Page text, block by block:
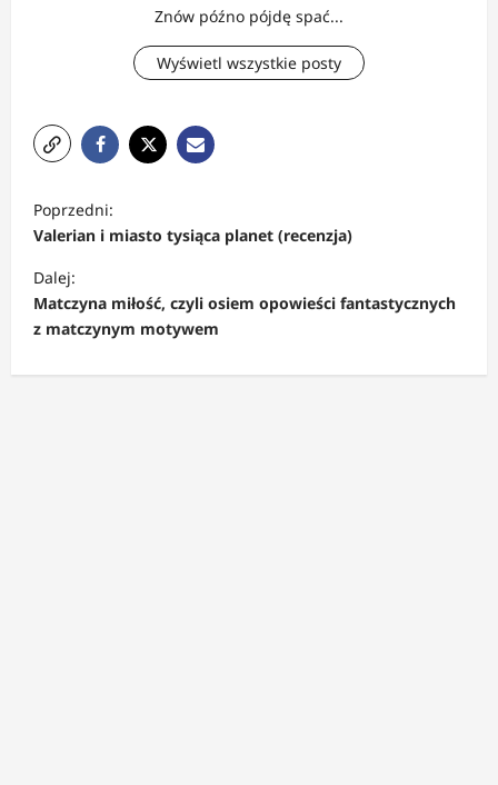
Znów późno pójdę spać...
Wyświetl wszystkie posty
o
b
a
c
z
Poprzedni:
Valerian i miasto tysiąca planet (recenzja)
Dalej:
Matczyna miłość, czyli osiem opowieści fantastycznych
z matczynym motywem